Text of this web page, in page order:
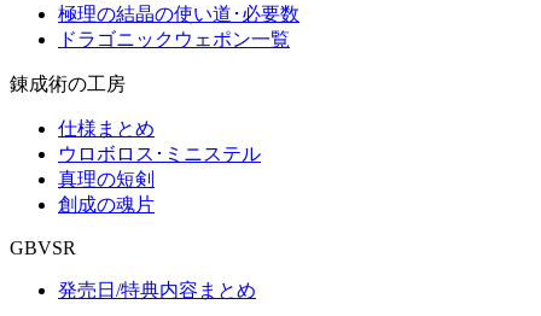
極理の結晶の使い道･必要数
ドラゴニックウェポン一覧
錬成術の工房
仕様まとめ
ウロボロス･ミニステル
真理の短剣
創成の魂片
GBVSR
発売日/特典内容まとめ